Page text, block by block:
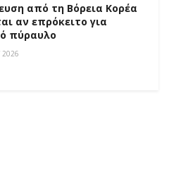
από τη Βόρεια Κορέα
αν επρόκειτο για
πύραυλο